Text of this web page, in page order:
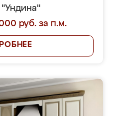
"Ундина"
руб. за п.м.